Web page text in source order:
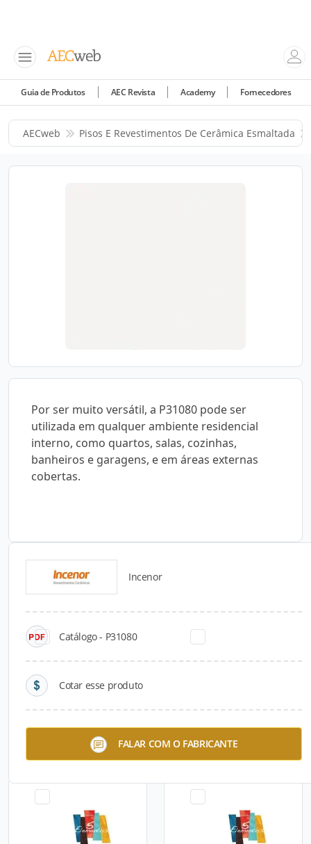
Guia de Produtos AEC Revista Academy Fornecedores
AECweb Pisos E Revestimentos De Cerâmica Esmaltada
Por ser muito versátil, a P31080 pode ser
utilizada em qualquer ambiente residencial
interno, como quartos, salas, cozinhas,
banheiros e garagens, e em áreas externas
cobertas.
Incenor
Catálogo - P31080
Cotar esse produto
FALAR COM O FABRICANTE
Catálogos para Download